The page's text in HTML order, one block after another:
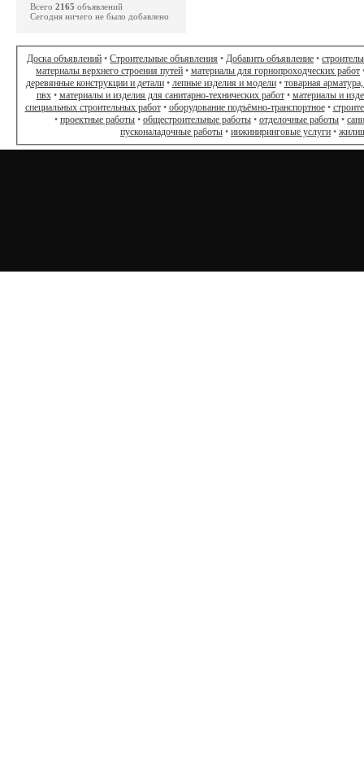
Всего 2165 объявлений
Сегодня ничего не было добавлено
Доска объявлений • Строительные объявления • Добавить объявление •
материалы верхнего строения путей • материалы для горнопроходческих работ
деревянные конструкции и детали• лепные изделия и модели• товарная
пвх• материалы и изделия для санитарно-технических работ• материалы и
специальных строительных работ• оборудование подъёмно-транспортное•
• проектные работы • общестроительные работы • отделочные работы •
пусконаладочные работы • инжиниринговые услуги •